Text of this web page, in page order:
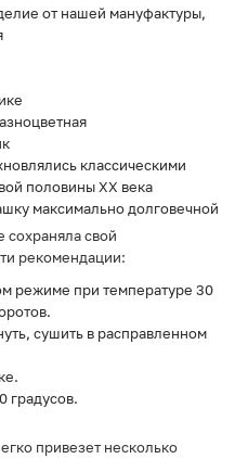
от нашей мануфактуры,
классическими
половины ХХ века
максимально долговечной
свой
рекомендации:
режиме при температуре 30
сушить в расправленном
градусов.
привезет несколько